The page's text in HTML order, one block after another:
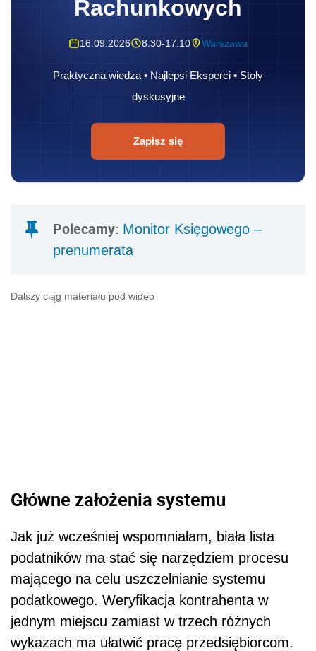
Rachunkowych
16.09.2026 8:30-17:10 Warszawa
Praktyczna wiedza • Najlepsi Eksperci • Stoły
dyskusyjne
Zapisz się
Polecamy: Monitor Księgowego –
prenumerata
Dalszy ciąg materiału pod wideo
Główne założenia systemu
Jak już wcześniej wspomniałam, biała lista
podatników ma stać się narzędziem procesu
mającego na celu uszczelnianie systemu
podatkowego. Weryfikacja kontrahenta w
jednym miejscu zamiast w trzech różnych
wykazach ma ułatwić pracę przedsiębiorcom.